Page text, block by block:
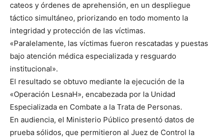
cateos y órdenes de aprehensión, en un despliegue
táctico simultáneo, priorizando en todo momento la
integridad y protección de las víctimas.
«Paralelamente, las víctimas fueron rescatadas y puestas
bajo atención médica especializada y resguardo
institucional».
El resultado se obtuvo mediante la ejecución de la
«Operación LesnaH», encabezada por la Unidad
Especializada en Combate a la Trata de Personas.
En audiencia, el Ministerio Público presentó datos de
prueba sólidos, que permitieron al Juez de Control la